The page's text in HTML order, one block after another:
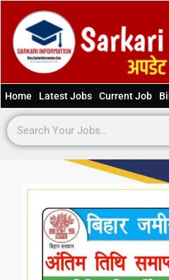
Home Latest Jobs Current Job